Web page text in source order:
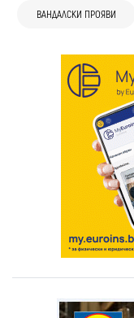
ВАНДАЛСКИ ПРОЯВИ